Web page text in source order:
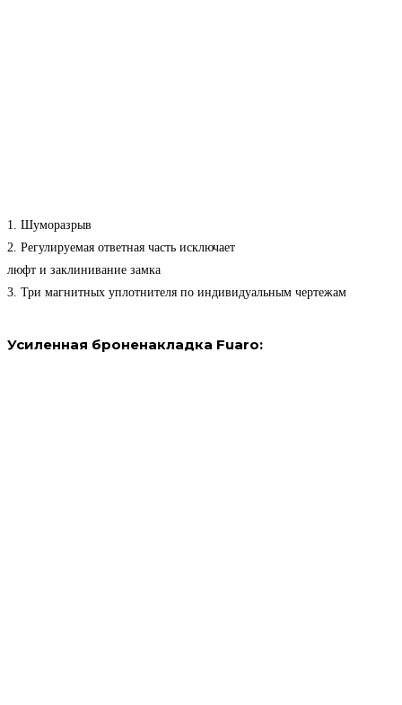
1. Шуморазрыв
2. Регулируемая ответная часть исключает
люфт и заклинивание замка
3. Три магнитных уплотнителя по индивидуальным чертежам
Усиленная броненакладка Fuaro: